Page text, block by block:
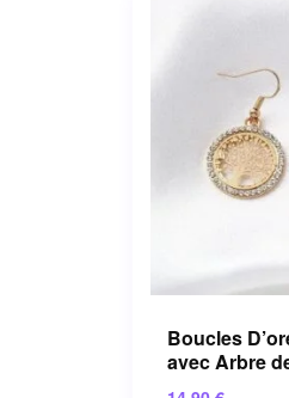
Boucles
avec Arbre